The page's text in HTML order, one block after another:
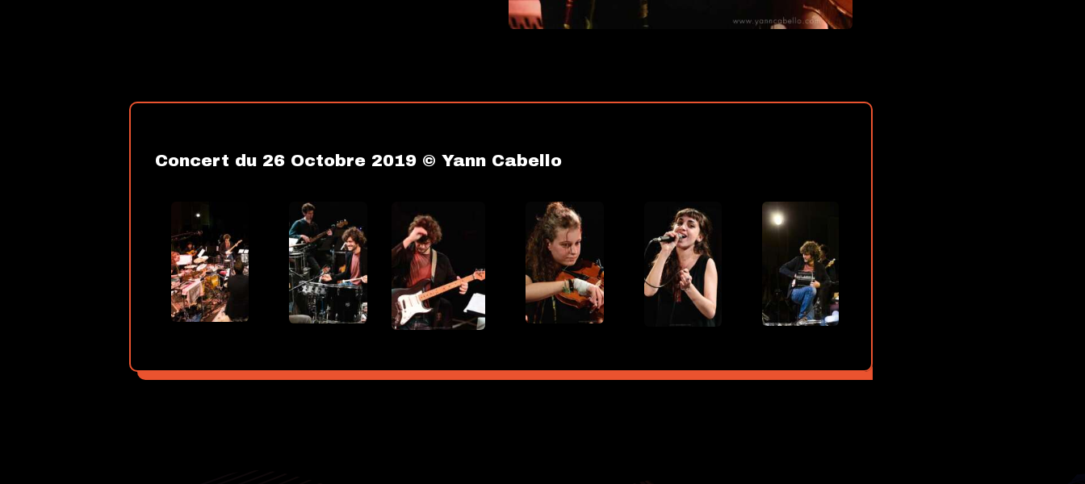
Concert du 26 Octobre 2019 © Yann Cabello